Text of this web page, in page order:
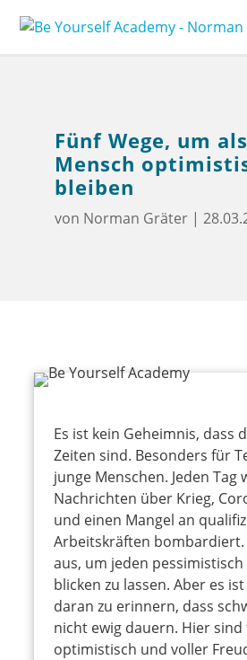
Fünf Wege, um
Mensch
bleiben
von Norman Gräter|
Es ist kein Geheimnis, dass
Zeiten sind. Besonders für
junge Menschen. Jeden
Nachrichten über Krieg,
und einen Mangel an
Arbeitskräften bombardiert.
aus, um jeden
blicken zu lassen. Aber es
daran zu erinnern, dass
nicht ewig dauern. Hier sind
optimistisch und voller